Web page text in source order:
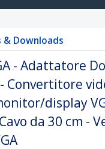
& Downloads
- Adattatore
Convertitore
display
da 30 cm -